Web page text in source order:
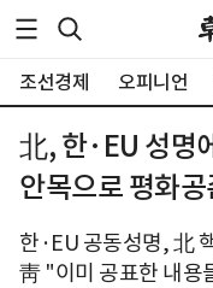
조선경제 오피니언
北, 한·EU 성명
안목으로 평화
한·EU 공동성명, 北
靑 "이미 공표한 내용